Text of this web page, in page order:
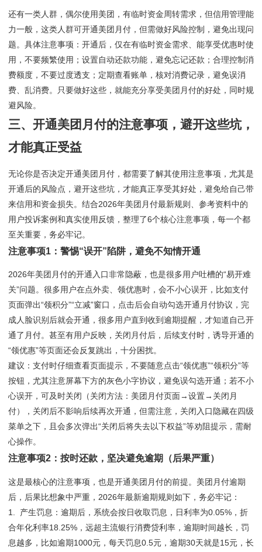
还有一类人群，偶尔使用美团，有临时资金周转需求，但信用管理能
力一般，这类人群可开通美团月付，但需做好风险控制，避免出现问
题。具体注意事项：开通后，仅在有临时资金需求、能享受优惠时使
用，不要频繁使用；设置自动还款功能，避免忘记还款；合理控制消
费额度，不要过度透支；定期查看账单，核对消费记录，避免误消
费、乱消费。只要做好这些，就能充分享受美团月付的好处，同时规
避风险。
三、开通美团月付的注意事项，避开这些坑，
才能真正受益
无论你是否决定开通美团月付，都需要了解其使用注意事项，尤其是
开通后的风险点，避开这些坑，才能真正享受其好处，避免给自己带
来信用和资金损失。结合2026年美团月付最新规则、参考资料中的
用户投诉案例和真实使用反馈，整理了6个核心注意事项，每一个都
至关重要，务必牢记。
注意事项1：警惕“误开”陷阱，避免不知情开通
2026年美团月付的开通入口非常隐蔽，也是很多用户吐槽的“易开难
关”问题。很多用户在点外卖、领优惠时，会不小心误开，比如支付
页面弹出“领积分”“立减”窗口，点击后会自动勾选开通月付协议，完
成人脸识别后就会开通，很多用户直到收到逾期提醒，才知道自己开
通了月付。甚至有用户反映，关闭月付后，后续支付时，诱导开通的
“领优惠”等页面还会反复跳出，十分困扰。
建议：支付时仔细查看页面提示，不要随意点击“领优惠”“领积分”等
按钮，尤其注意屏幕下方的灰色小字协议，避免误勾选开通；若不小
心误开，可及时关闭（关闭方法：美团月付页面→设置→关闭月
付），关闭后不影响后续再次开通，但需注意，关闭入口隐藏在四级
菜单之下，且会多次弹出“关闭后将失去以下权益”等劝阻提示，需耐
心操作。
注意事项2：按时还款，坚决避免逾期（后果严重）
这是最核心的注意事项，也是开通美团月付的前提。美团月付逾期
后，后果比想象中严重，2026年最新逾期规则如下，务必牢记：
1. 产生罚息：逾期后，系统会按日收取罚息，日利率为0.05%，折
合年化利率18.25%，远超主流银行消费贷利率，逾期时间越长，罚
息越多，比如逾期1000元，每天罚息0.5元，逾期30天就是15元，长